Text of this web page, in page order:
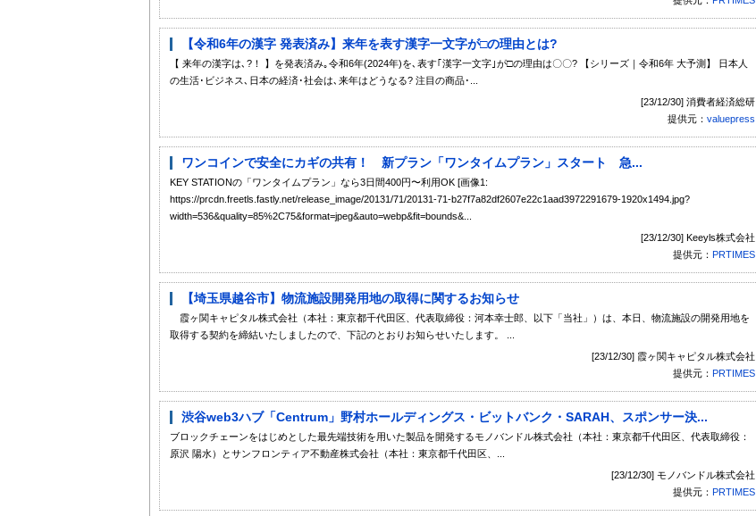
【令和6年の漢字 発表済み】来年を表す漢字一文字が□の理由とは?
【 来年の漢字は､?！ 】を発表済み｡令和6年(2024年)を､表す｢漢字一文字｣が□の理由は〇〇? 【シリーズ｜令和6年 大予測】 日本人
の生活･ビジネス､日本の経済･社会は､来年はどうなる? 注目の商品･...
[23/12/30] 消費者経済総研
提供元： valuepress
ワンコインで安全にカギの共有！ 新プラン「ワンタイムプラン」スタート 急...
KEY STATIONの「ワンタイムプラン」なら3日間400円〜利用OK [画像1:
https://prcdn.freetls.fastly.net/release_image/20131/71/20131-71-b27f7a82df2607e22c1aad3972291679-1920x1494.jpg?
width=536&quality=85%2C75&format=jpeg&auto=webp&fit=bounds&...
[23/12/30] Keeyls株式会社
提供元： PRTIMES
【埼玉県越谷市】物流施設開発用地の取得に関するお知らせ
霞ヶ関キャピタル株式会社（本社：東京都千代田区、代表取締役：河本幸士郎、以下「当社」）は、本日、物流施設の開発用地を
取得する契約を締結いたしましたので、下記のとおりお知らせいたします。 ...
[23/12/30] 霞ヶ関キャピタル株式会社
提供元： PRTIMES
渋谷web3ハブ「Centrum」野村ホールディングス・ビットバンク・SARAH、スポンサー決...
ブロックチェーンをはじめとした最先端技術を用いた製品を開発するモノバンドル株式会社（本社：東京都千代田区、代表取締役：
原沢 陽水）とサンフロンティア不動産株式会社（本社：東京都千代田区、...
[23/12/30] モノバンドル株式会社
提供元： PRTIMES